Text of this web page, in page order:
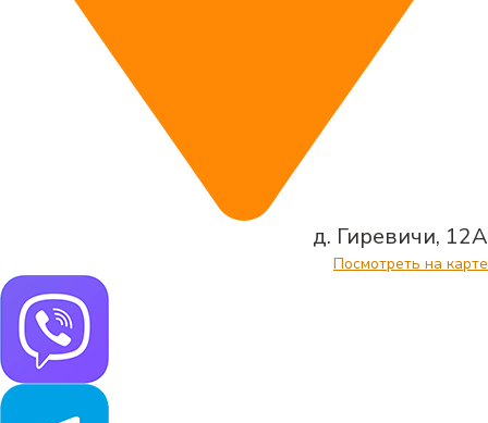
д. Гиревичи, 12А
Посмотреть на карте